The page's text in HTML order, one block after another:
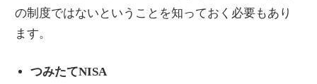
の制度ではないということを知っておく必要もあり
ます。
つみたてNISA